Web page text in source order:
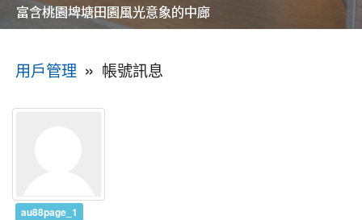
美麗的操場是我們活力的來源
美麗的操場是我們活力的來源
煥然一新的小司令台
煥然一新的小司令台
富含桃園埤塘田園風光意象的中廊
富含桃園埤塘田園風光意象的中廊
嶄新的中庭廣場
嶄新的中庭廣場
水生池生生不息
水生池生生不息
用戶管理 » 帳號訊息
au88page_1